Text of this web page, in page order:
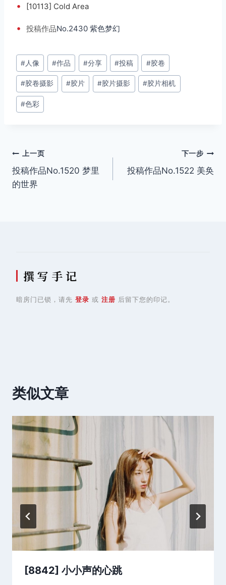
• [10113] Cold Area
• 投稿作品No.2430 紫色梦幻
文
章
标
签：
#人像 #作品 #分享 #投稿 #胶卷
#胶卷摄影 #胶片 #胶片摄影 #胶片相机
#色彩
文
章
上一页
投稿作品No.1520 梦里
的世界
下一步
投稿作品No.1522 美奂
撰 写 手 记
暗房门已锁，请先 登录 或 注册 后留下您的印记。
类似文章
[8842] 小小声的心跳